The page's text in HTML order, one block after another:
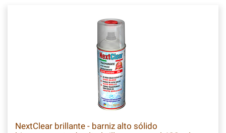
NextClear brillante - barniz alto sólido